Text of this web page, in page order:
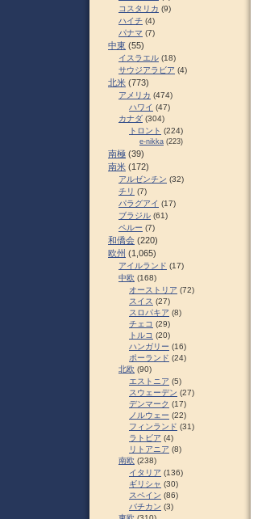
コスタリカ (9)
ハイチ (4)
パナマ (7)
中東 (55)
イスラエル (18)
サウジアラビア (4)
北米 (773)
アメリカ (474)
ハワイ (47)
カナダ (304)
トロント (224)
e-nikka (223)
南極 (39)
南米 (172)
アルゼンチン (32)
チリ (7)
パラグアイ (17)
ブラジル (61)
ペルー (7)
和僑会 (220)
欧州 (1,065)
アイルランド (17)
中欧 (168)
オーストリア (72)
スイス (27)
スロパキア (8)
チェコ (29)
トルコ (20)
ハンガリー (16)
ポーランド (24)
北欧 (90)
エストニア (5)
スウェーデン (27)
デンマーク (17)
ノルウェー (22)
フィンランド (31)
ラトビア (4)
リトアニア (8)
南欧 (238)
イタリア (136)
ギリシャ (30)
スペイン (86)
バチカン (3)